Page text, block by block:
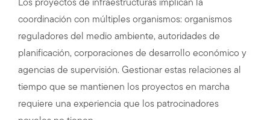
Los proyectos de infraestructuras implican la
coordinación con múltiples organismos: organismos
reguladores del medio ambiente, autoridades de
planificación, corporaciones de desarrollo económico y
agencias de supervisión. Gestionar estas relaciones al
tiempo que se mantienen los proyectos en marcha
requiere una experiencia que los patrocinadores